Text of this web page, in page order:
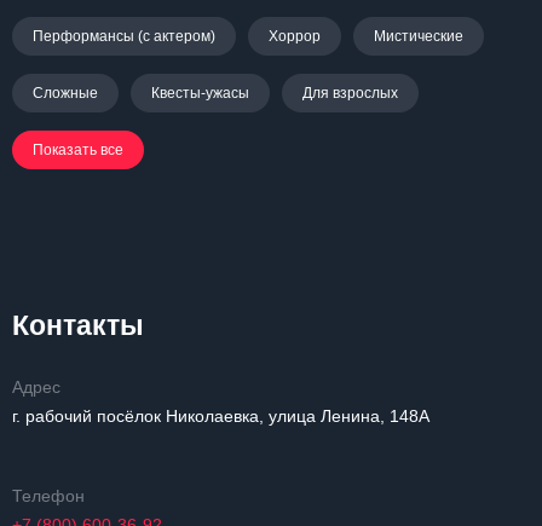
Перформансы (с актером) Хоррор Мистические
Сложные Квесты-ужасы Для взрослых
Показать все
Контакты
Адрес
г. рабочий посёлок Николаевка, улица Ленина, 148А
Телефон